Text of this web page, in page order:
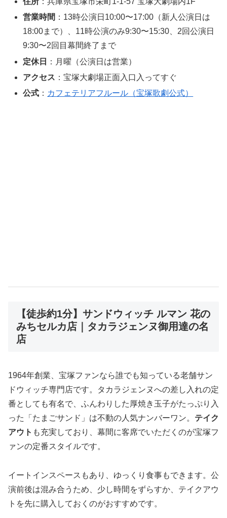
営業時間 ：13時公演日10:00〜17:00（新人公演日は
18:00まで）、11時公演のみ9:30〜15:30、2回公演日
9:30〜2回目幕間終了まで
定休日
：月曜（公演日は営業）
アクセス ：宝塚大劇場正面入口入ってすぐ
公式 ： カフェテリアフルール（宝塚歌劇公式）
【徒歩約1分】サンドウィッチ ルマン 花の
みちセルカ店｜タカラジェンヌ御用達の名
店
1964年創業、宝塚ファンなら誰でも知っている老舗サン
ドウィッチ専門店です。タカラジェンヌへの差し入れの定
番としても有名で、ふんわりした厚焼き玉子がたっぷり入
った「たまごサンド」は不動の人気ナンバーワン。 テイク
アウト も充実しており、幕間に客席でいただくのが宝塚フ
ァンの定番スタイルです。
イートインスペースもあり、ゆっくり食事もできます。公
演前後は混み合うため、少し時間をずらすか、テイクアウ
トを先に購入しておくのがおすすめです。